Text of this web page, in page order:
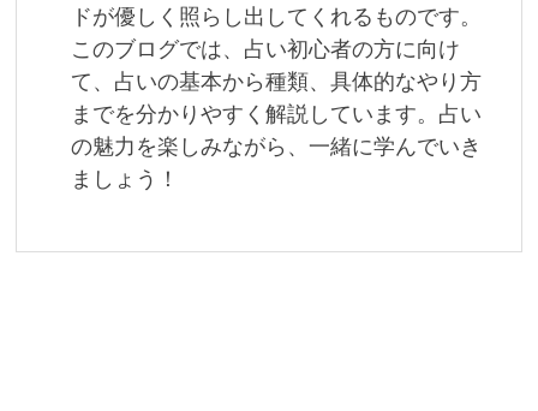
ドが優しく照らし出してくれるものです。
このブログでは、占い初心者の方に向け
て、占いの基本から種類、具体的なやり方
までを分かりやすく解説しています。占い
の魅力を楽しみながら、一緒に学んでいき
ましょう！